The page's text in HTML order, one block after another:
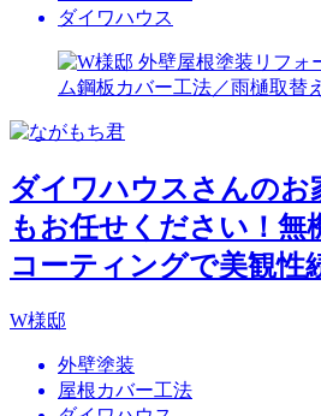
ダイワハウス
ダイワハウスさんのお
もお任せください！無
コーティングで美観
W様邸
外壁塗装
屋根カバー工法